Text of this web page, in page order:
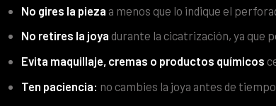
No gires la pieza a menos que lo indique el
No retires la joya durante la cicatrización, ya que
Evita maquillaje, cremas o productos químicos
Ten paciencia: no cambies la joya antes de tiempo.